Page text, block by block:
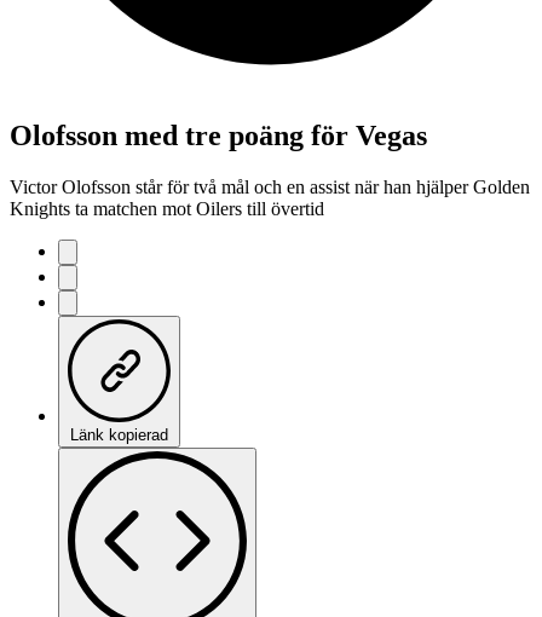
Olofsson med tre poäng för Vegas
Victor Olofsson står för två mål och en assist när han hjälper Golden
Knights ta matchen mot Oilers till övertid
Länk kopierad